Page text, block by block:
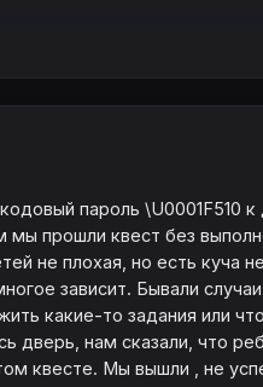
пароль \U0001F510 к
мы прошли квест без
не плохая, но есть куча
зависит. Бывали
какие-то задания или
дверь, нам сказали, что
квесте. Мы вышли , не